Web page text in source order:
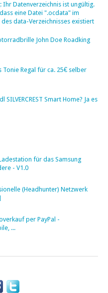
Ihr Datenverzeichnis ist ungültig.
eine Datei ".ocdata" im
data-Verzeichnisses existiert
John Doe Roadking
Tonie Regal für ca. 25€ selber
Smart Home? Ja es
für das Samsung
- V1.0
(Headhunter) Netzwerk
per PayPal -
...